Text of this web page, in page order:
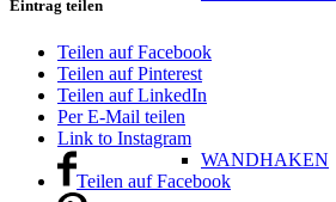
WANDHAKEN
Eintrag teilen
Teilen auf Facebook
Teilen auf Pinterest
Teilen auf LinkedIn
Per E-Mail teilen
Link to Instagram
Teilen auf Facebook